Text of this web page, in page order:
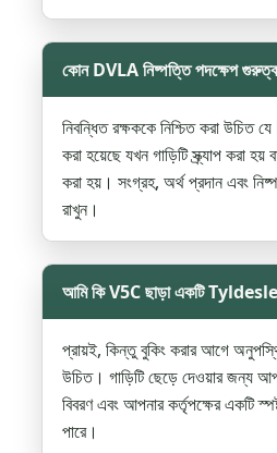
কোন DVLA নিষ্পত্তি পদক্ষেপ
নিবন্ধিত রক্ষককে নিশ্চিত করা উচিত
করা হয়েছে যখন গাড়িটি স্ক্র্যাপ করা
করা হয়। সংগ্রহ, অর্থ প্রদান এবং
রাখুন।
আমি কি V5C ছাড়া একটি Tyldesley
প্রায়ই, কিন্তু বুকিং করার আগে
উচিত। গাড়িটি ছেড়ে দেওয়ার জন্য
বিবরণ এবং আপনার কর্তৃপক্ষের একটি
পারে।